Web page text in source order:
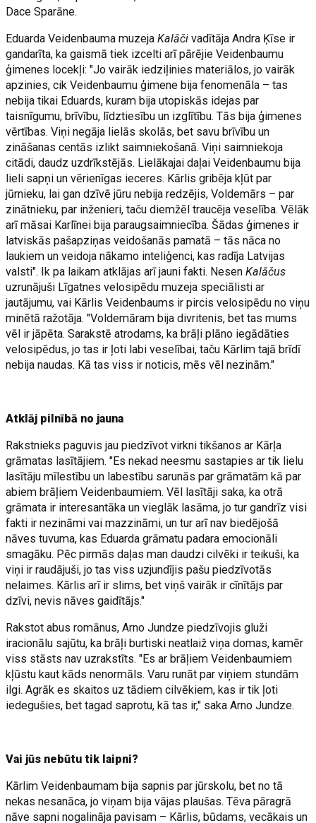
Dace Sparāne.
Eduarda Veidenbauma muzejaKalāči vadītāja Andra Ķīse ir
gandarīta, ka gaismā tiek izcelti arī pārējie Veidenbaumu
ģimenes locekļi: "Jo vairāk iedziļinies materiālos, jo vairāk
apzinies, cik Veidenbaumu ģimene bija fenomenāla – tas
nebija tikai Eduards, kuram bija utopiskās idejas par
taisnīgumu, brīvību, līdztiesību un izglītību. Tās bija ģimenes
vērtības. Viņi negāja lielās skolās, bet savu brīvību un
zināšanas centās izlikt saimniekošanā. Viņi saimniekoja
citādi, daudz uzdrīkstējās. Lielākajai daļai Veidenbaumu bija
lieli sapņi un vērienīgas ieceres. Kārlis gribēja kļūt par
jūrnieku, lai gan dzīvē jūru nebija redzējis, Voldemārs – par
zinātnieku, par inženieri, taču diemžēl traucēja veselība. Vēlāk
arī māsai Karlīnei bija paraugsaimniecība. Šādas ģimenes ir
latviskās pašapziņas veidošanās pamatā – tās nāca no
laukiem un veidoja nākamo inteliģenci, kas radīja Latvijas
valsti". Ik pa laikam atklājas arī jauni fakti. NesenKalāčus
uzrunājuši Līgatnes velosipēdu muzeja speciālisti ar
jautājumu, vai Kārlis Veidenbaums ir pircis velosipēdu no viņu
minētā ražotāja. "Voldemāram bija divritenis, bet tas mums
vēl ir jāpēta. Sarakstē atrodams, ka brāļi plāno iegādāties
velosipēdus, jo tas ir ļoti labi veselībai, taču Kārlim tajā brīdī
nebija naudas. Kā tas viss ir noticis, mēs vēl nezinām."
Atklāj pilnībā no jauna
Rakstnieks paguvis jau piedzīvot virkni tikšanos ar Kārļa
grāmatas lasītājiem. "Es nekad neesmu sastapies ar tik lielu
lasītāju mīlestību un labestību sarunās par grāmatām kā par
abiem brāļiem Veidenbaumiem. Vēl lasītāji saka, ka otrā
grāmata ir interesantāka un vieglāk lasāma, jo tur gandrīz visi
fakti ir nezināmi vai mazzināmi, un tur arī nav biedējošā
nāves tuvuma, kas Eduarda grāmatu padara emocionāli
smagāku. Pēc pirmās daļas man daudzi cilvēki ir teikuši, ka
viņi ir raudājuši, jo tas viss uzjundījis pašu piedzīvotās
nelaimes. Kārlis arī ir slims, bet viņš vairāk ir cīnītājs par
dzīvi, nevis nāves gaidītājs."
Rakstot abus romānus, Arno Jundze piedzīvojis gluži
iracionālu sajūtu, ka brāļi burtiski neatlaiž viņa domas, kamēr
viss stāsts nav uzrakstīts. "Es ar brāļiem Veidenbaumiem
kļūstu kaut kāds nenormāls. Varu runāt par viņiem stundām
ilgi. Agrāk es skaitos uz tādiem cilvēkiem, kas ir tik ļoti
iedegušies, bet tagad saprotu, kā tas ir," saka Arno Jundze.
Vai jūs nebūtu tik laipni?
Kārlim Veidenbaumam bija sapnis par jūrskolu, bet no tā
nekas nesanāca, jo viņam bija vājas plaušas. Tēva pāragrā
nāve sapni nogalināja pavisam – Kārlis, būdams, vecākais un